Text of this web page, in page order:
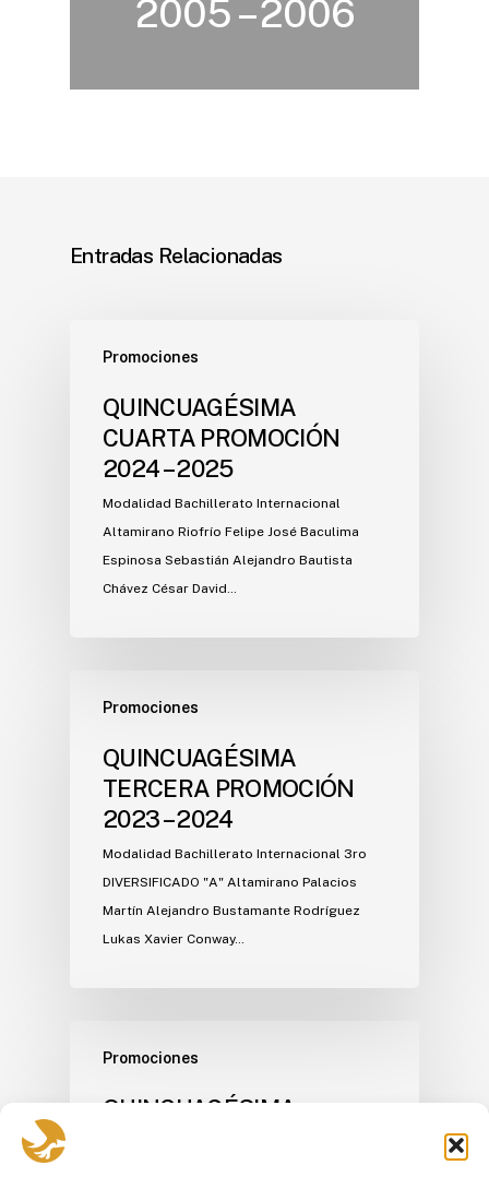
2005 – 2006
Entradas Relacionadas
Promociones
QUINCUAGÉSIMA
CUARTA PROMOCIÓN
2024 – 2025
Modalidad Bachillerato Internacional
Altamirano Riofrío Felipe José Baculima
Espinosa Sebastián Alejandro Bautista
Chávez César David…
Promociones
QUINCUAGÉSIMA
TERCERA PROMOCIÓN
2023 – 2024
Modalidad Bachillerato Internacional 3ro
DIVERSIFICADO "A" Altamirano Palacios
Martín Alejandro Bustamante Rodríguez
Lukas Xavier Conway…
Promociones
QUINCUAGÉSIMA